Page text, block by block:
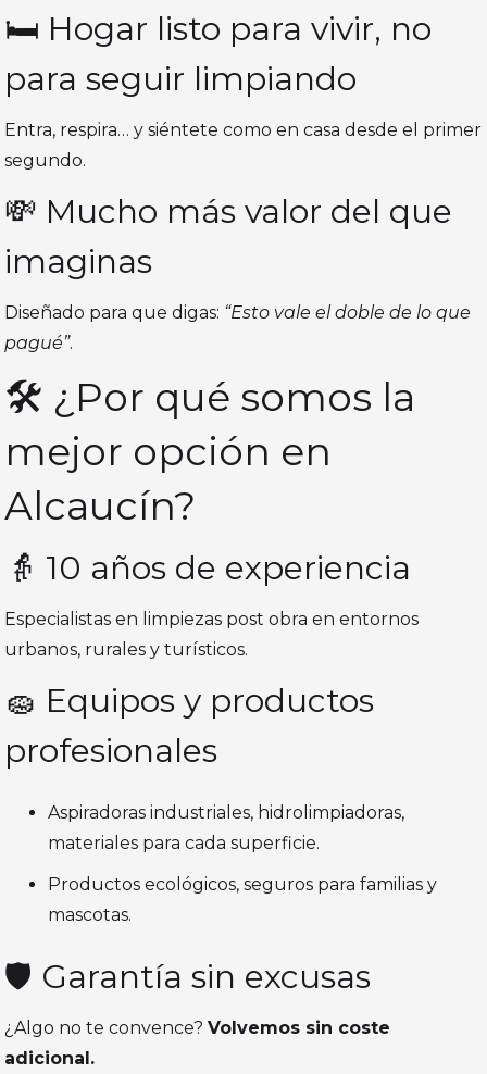
🛏️ Hogar listo para vivir, no
para seguir limpiando
Entra, respira… y siéntete como en casa desde el primer
segundo.
💸 Mucho más valor del que
imaginas
Diseñado para que digas: “Esto vale el doble de lo que
pagué”.
🛠️ ¿Por qué somos la
mejor opción en
Alcaucín?
👵 10 años de experiencia
Especialistas en limpiezas post obra en entornos
urbanos, rurales y turísticos.
🧽 Equipos y productos
profesionales
Aspiradoras industriales, hidrolimpiadoras,
materiales para cada superficie.
Productos ecológicos, seguros para familias y
mascotas.
🛡️ Garantía sin excusas
¿Algo no te convence?Volvemos sin coste
adicional.